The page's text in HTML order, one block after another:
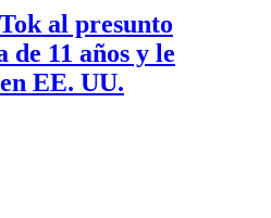
al presunto
de 11 años y le
EE. UU.